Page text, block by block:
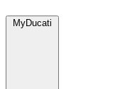
MyDucati